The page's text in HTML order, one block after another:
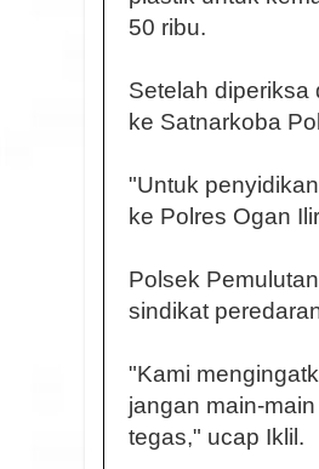
50 ribu.
Setelah diperiksa
ke Satnarkoba
"Untuk
ke Polres Ogan
Polsek
sindikat
"Kami
jangan main-
tegas," ucap Iklil.